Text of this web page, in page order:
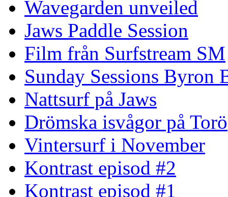
Wavegarden unveiled
Jaws Paddle Session
Film från Surfstream SM
Sunday Sessions Byron
Nattsurf på Jaws
Drömska isvågor på Torö
Vintersurf i November
Kontrast episod #2
Kontrast episod #1